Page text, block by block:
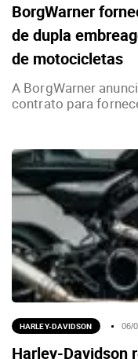
BorgWarner
de dupla
de motocicletas
A BorgWarner
contrato para
HARLEY-DAVIDSON 06/
Harley-Davidson